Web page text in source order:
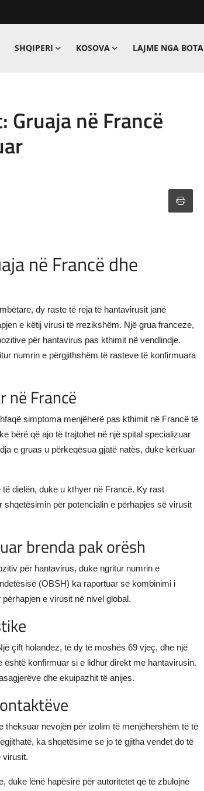
SHQIPERI KOSOVA LAJME NGA BOTA
në Francë
në Francë dhe
dy raste të reja të hantavirusit janë
e këtij virusi të rrezikshëm. Një grua franceze,
për hantavirus pas kthimit në vendlindje.
numrin e përgjithshëm të rasteve të konfirmuara
në Francë
simptoma menjëherë pas kthimit në Francë të
bërë që ajo të trajtohet në një spital specializuar
e gruas u përkeqësua gjatë natës, duke kërkuar
dielën, duke u kthyer në Francë. Ky rast
për potencialin e përhapjes së virusit
brenda pak orësh
për hantavirus, duke ngritur numrin e
(OBSH) ka raportuar se kombinimi i
e virusit në nivel global.
çift holandez, të dy të moshës 69 vjeç, dhe një
konfirmuar si e lidhur direkt me hantavirusin.
dhe ekuipazhit të anijes.
theksuar nevojën për izolim të menjëhershëm të të
ka shqetësime se jo të gjitha vendet do të
virusit.
duke lënë hapësirë për autoritetet që të zbulojnë